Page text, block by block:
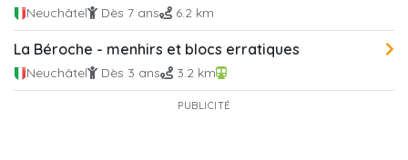
Neuchâtel Dès 7 ans 6.2 km
La Béroche - menhirs et blocs erratiques
Neuchâtel Dès 3 ans 3.2 km
PUBLICITÉ